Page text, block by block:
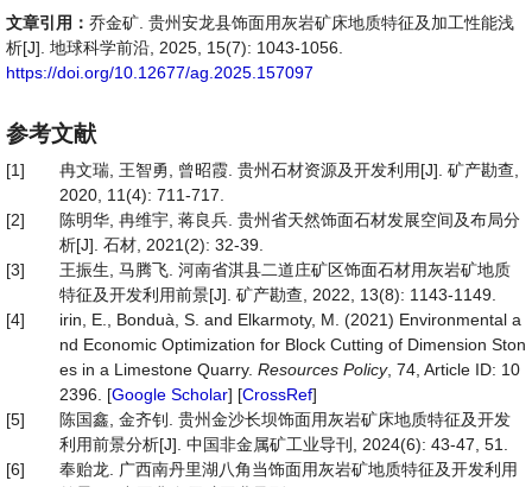
文章引用： 乔金矿. 贵州安龙县饰面用灰岩矿床地质特征及加工性能浅
析[J]. 地球科学前沿, 2025, 15(7): 1043-1056.
https://doi.org/10.12677/ag.2025.157097
参考文献
[1]
冉文瑞, 王智勇, 曾昭霞. 贵州石材资源及开发利用[J]. 矿产勘查,
2020, 11(4): 711-717.
[2]
陈明华, 冉维宇, 蒋良兵. 贵州省天然饰面石材发展空间及布局分
析[J]. 石材, 2021(2): 32-39.
[3]
王振生, 马腾飞. 河南省淇县二道庄矿区饰面石材用灰岩矿地质
特征及开发利用前景[J]. 矿产勘查, 2022, 13(8): 1143-1149.
[4]
irin, E., Bonduà, S. and Elkarmoty, M. (2021) Environmental a
nd Economic Optimization for Block Cutting of Dimension Ston
es in a Limestone Quarry. Resources Policy, 74, Article ID: 10
2396. [Google Scholar] [CrossRef]
[5]
陈国鑫, 金齐钊. 贵州金沙长坝饰面用灰岩矿床地质特征及开发
利用前景分析[J]. 中国非金属矿工业导刊, 2024(6): 43-47, 51.
[6]
奉贻龙. 广西南丹里湖八角当饰面用灰岩矿地质特征及开发利用